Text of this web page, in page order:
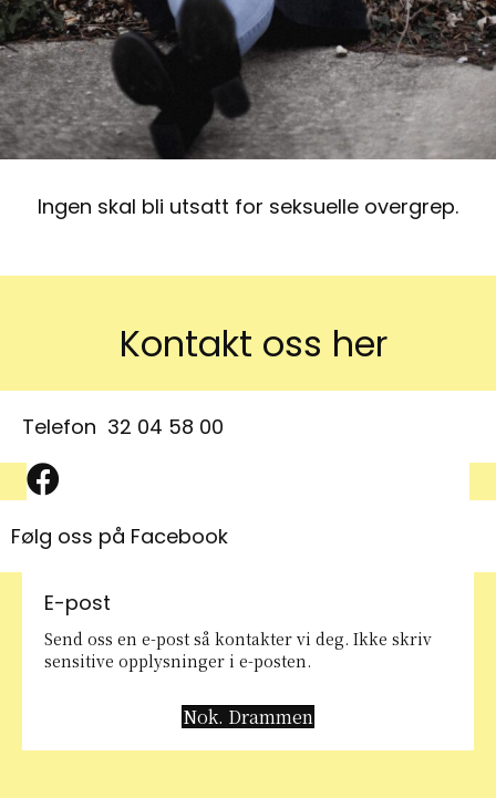
Ingen skal bli utsatt for seksuelle overgrep.
Kontakt oss her
Telefon 32 04 58 00
Facebook symbol
Følg oss på Facebook
E-post
Send oss en e-post så kontakter vi deg. Ikke skriv
sensitive opplysninger i e-posten.
Nok. Drammen